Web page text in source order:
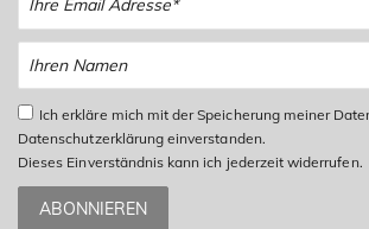
Ich erkläre mich mit der Speicherung meiner
Datenschutzerklärung einverstanden.
Dieses Einverständnis kann ich jederzeit widerrufen.
ABONNIEREN